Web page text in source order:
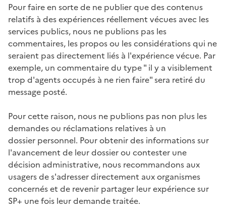
Pour faire en sorte de ne publier que des contenus
relatifs à des expériences réellement vécues avec les
services publics, nous ne publions pas les
commentaires, les propos ou les considérations qui ne
seraient pas directement liés à l'expérience vécue. Par
exemple, un commentaire du type " il y a visiblement
trop d'agents occupés à ne rien faire" sera retiré du
message posté.
Pour cette raison, nous ne publions pas non plus les
demandes ou réclamations relatives à un
dossier personnel. Pour obtenir des informations sur
l'avancement de leur dossier ou contester une
décision administrative, nous recommandons aux
usagers de s'adresser directement aux organismes
concernés et de revenir partager leur expérience sur
SP+ une fois leur demande traitée.